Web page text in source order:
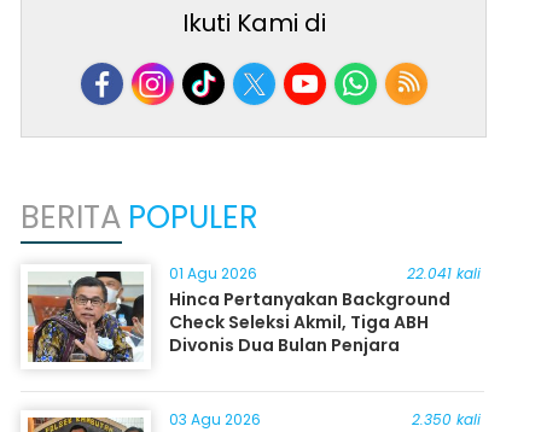
Ikuti Kami di
BERITA POPULER
01 Agu 2026 22.041 kali
Hinca Pertanyakan Background
Check Seleksi Akmil, Tiga ABH
Divonis Dua Bulan Penjara
03 Agu 2026 2.350 kali